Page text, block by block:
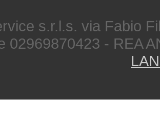
s.r.l.s. via Fabio
02969870423 - REA